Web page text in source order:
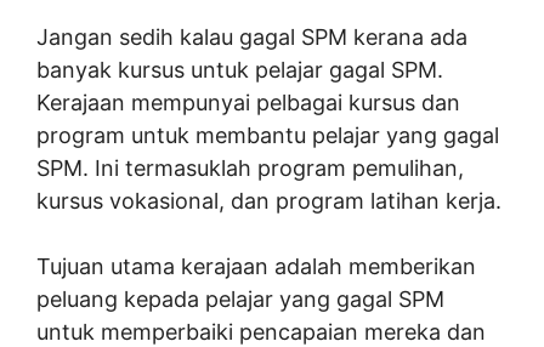
Jangan sedih kalau gagal SPM kerana ada
banyak kursus untuk pelajar gagal SPM.
Kerajaan mempunyai pelbagai kursus dan
program untuk membantu pelajar yang gagal
SPM. Ini termasuklah program pemulihan,
kursus vokasional, dan program latihan kerja.
Tujuan utama kerajaan adalah memberikan
peluang kepada pelajar yang gagal SPM
untuk memperbaiki pencapaian mereka dan